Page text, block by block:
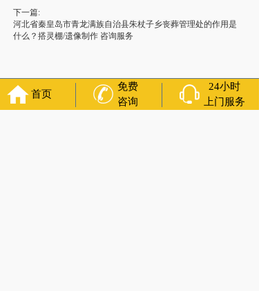
下一篇:
河北省秦皇岛市青龙满族自治县朱杖子乡丧葬管理处的作用是
什么？搭灵棚/遗像制作 咨询服务
首页
免费
咨询
24小时
上门服务